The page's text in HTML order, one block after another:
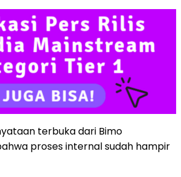
terbuka dari Bimo
proses internal sudah hampir